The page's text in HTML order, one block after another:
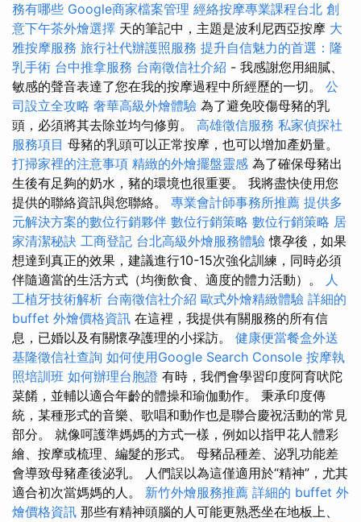
務有哪些 Google商家檔案管理 經絡按摩專業課程台北 創
意下午茶外燴選擇 天的筆記中，主題是波利尼西亞按摩 大
雅按摩服務 旅行社代辦護照服務 提升自信魅力的首選：隆
乳手術 台中推拿服務 台南徵信社介紹 - 我感謝您用細膩、
敏感的聲音表達了您在我的按摩過程中所經歷的一切。 公
司設立全攻略 奢華高級外燴體驗 為了避免咬傷母豬的乳
頭，必須將其去除並均勻修剪。 高雄徵信服務 私家偵探社
服務項目 母豬的乳頭可以正常按摩，也可以增加產奶量。
打掃家裡的注意事項 精緻的外燴擺盤靈感 為了確保母豬出
生後有足夠的奶水，豬的環境也很重要。 我將盡快使用您
提供的聯絡資訊與您聯絡。 專業會計師事務所推薦 提供多
元解決方案的數位行銷夥伴 數位行銷策略 數位行銷策略 居
家清潔秘訣 工商登記 台北高級外燴服務體驗懷孕後，如果
想達到真正的效果，建議進行10-15次強化訓練，同時必須
伴隨適當的生活方式（均衡飲食、適度的體力活動）。 人
工植牙技術解析 台南徵信社介紹 歐式外燴精緻體驗 詳細的
buffet 外燴價格資訊 在這裡，我提供有關服務的所有信
息，已婚以及有關懷孕護理的小採訪。 健康便當餐盒外送
基隆徵信社查詢 如何使用Google Search Console 按摩執
照培訓班 如何辦理台胞證 有時，我們會學習印度阿育吠陀
菜餚，並輔以適合年齡的體操和瑜伽動作。 秉承印度傳
統，某種形式的音樂、歌唱和動作也是聯合慶祝活動的常見
部分。 就像呵護準媽媽的方式一樣，例如以指甲花人體彩
繪、按摩或梳理、編髮的形式。 母豬品種差、泌乳功能差
會導致母豬產後泌乳。 人們誤以為這僅適用於“精神”，尤其
適合初次當媽媽的人。 新竹外燴服務推薦 詳細的 buffet 外
燴價格資訊 那些有精神頭腦的人可能更熟悉坐在地板上、